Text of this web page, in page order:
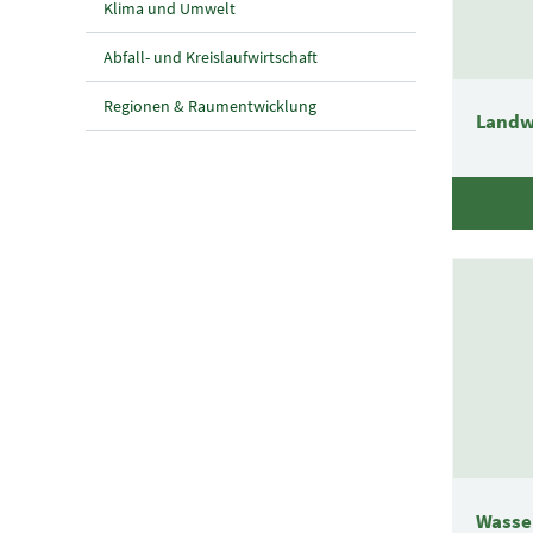
Klima und Umwelt
Abfall- und Kreislaufwirtschaft
Regionen & Raumentwicklung